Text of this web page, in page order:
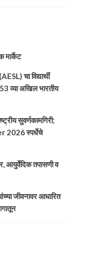
मार्केट
चा विद्यार्थी
व्या अखिल भारतीय
सुवर्णकामगिरी;
स्पर्धेचे
आयुर्वेदिक तपासणी व
जीवनावर आधारित